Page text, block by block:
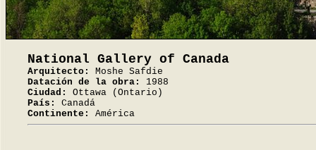
National Gallery of Canada
Arquitecto:
Moshe Safdie
Datación de la obra:
1988
Ciudad:
Ottawa (Ontario)
País:
Canadá
Continente:
América